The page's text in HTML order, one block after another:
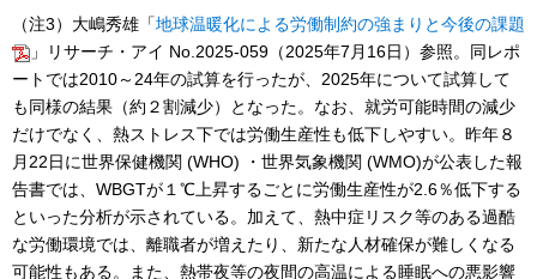
（注3）大嶋秀雄「地球温暖化による労働制約の強まりと今後の課題
」リサーチ・アイ No.2025-059（2025年7月16日）参照。同レポ
ートでは2010～24年の試算を行ったが、2025年について試算して
も同様の結果（約２割減少）となった。なお、就労可能時間の減少
だけでなく、熱ストレス下では労働生産性も低下しやすい。昨年８
月22日に世界保健機関 (WHO) ・世界気象機関 (WMO)が公表した報
告書では、WBGTが１℃上昇するごとに労働生産性が2.6％低下する
といった分析が示されている。加えて、熱中症リスク等のある過酷
な労働環境では、離職者が増えたり、新たな人材確保が難しくなる
可能性もある。また、熱帯夜等の夜間の高温による睡眠への悪影響